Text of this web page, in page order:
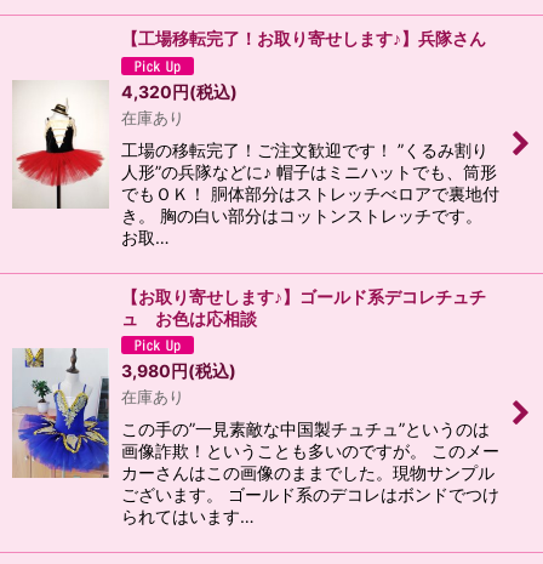
【工場移転完了！お取り寄せします♪】兵隊さん
4,320円(税込)
在庫あり
工場の移転完了！ご注文歓迎です！ ”くるみ割り
人形”の兵隊などに♪ 帽子はミニハットでも、筒形
でもＯＫ！ 胴体部分はストレッチべロアで裏地付
き。 胸の白い部分はコットンストレッチです。
お取…
【お取り寄せします♪】ゴールド系デコレチュチ
ュ お色は応相談
3,980円(税込)
在庫あり
この手の”一見素敵な中国製チュチュ”というのは
画像詐欺！ということも多いのですが。 このメー
カーさんはこの画像のままでした。現物サンプル
ございます。 ゴールド系のデコレはボンドでつけ
られてはいます…